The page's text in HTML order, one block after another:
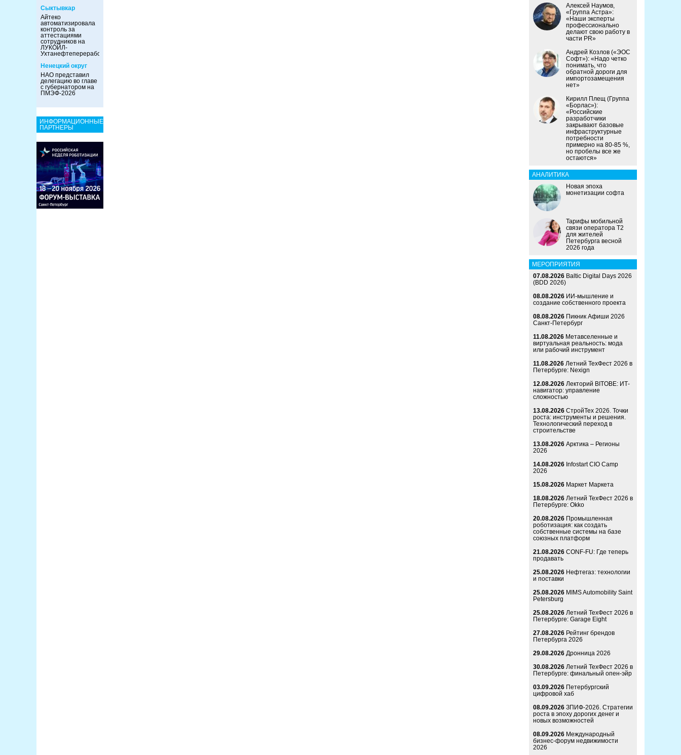
Сыктывкар
Айтеко
автоматизировала
контроль за
аттестациями
сотрудников на
ЛУКОЙЛ-
Ухтанефтепереработка
Ненецкий округ
НАО представил
делегацию во главе
с губернатором на
ПМЭФ-2026
ИНФОРМАЦИОННЫЕ
ПАРТНЕРЫ
Алексей Наумов,
«Группа Астра»:
«Наши эксперты
профессионально
делают свою работу в
части PR»
Андрей Козлов («ЭОС
Софт»): «Надо четко
понимать, что
обратной дороги для
импортозамещения
нет»
Кирилл Плещ (Группа
«Борлас»):
«Российские
разработчики
закрывают базовые
инфраструктурные
потребности
примерно на 80-85 %,
но пробелы все же
остаются»
АНАЛИТИКА
Новая эпоха
монетизации софта
Тарифы мобильной
связи оператора Т2
для жителей
Петербурга весной
2026 года
МЕРОПРИЯТИЯ
07.08.2026 Baltic Digital Days 2026
(BDD 2026)
08.08.2026 ИИ-мышление и
создание собственного проекта
08.08.2026 Пикник Афиши 2026
Санкт-Петербург
11.08.2026 Метавселенные и
виртуальная реальность: мода
или рабочий инструмент
11.08.2026 Летний ТехФест 2026 в
Петербурге: Nexign
12.08.2026 Лекторий BITOBE: ИТ-
навигатор: управление
сложностью
13.08.2026 СтройТех 2026. Точки
роста: инструменты и решения.
Технологический переход в
строительстве
13.08.2026 Арктика – Регионы
2026
14.08.2026 Infostart CIO Camp
2026
15.08.2026 Маркет Маркета
18.08.2026 Летний ТехФест 2026 в
Петербурге: Okko
20.08.2026 Промышленная
роботизация: как создать
собственные системы на базе
союзных платформ
21.08.2026 CONF-FU: Где теперь
продавать
25.08.2026 Нефтегаз: технологии
и поставки
25.08.2026 MIMS Automobility Saint
Petersburg
25.08.2026 Летний ТехФест 2026 в
Петербурге: Garage Eight
27.08.2026 Рейтинг брендов
Петербурга 2026
29.08.2026 Дронница 2026
30.08.2026 Летний ТехФест 2026 в
Петербурге: финальный опен-эйр
03.09.2026 Петербургский
цифровой хаб
08.09.2026 ЗПИФ-2026. Стратегии
роста в эпоху дорогих денег и
новых возможностей
08.09.2026 Международный
бизнес-форум недвижимости
2026